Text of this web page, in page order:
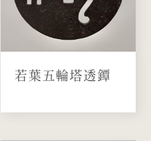
若葉五輪塔透鐔